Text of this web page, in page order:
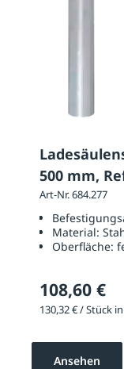
500 mm,
Art-Nr. 684.277
Material:
Oberfläche:
108,60 €
130,32 € / Stück
Ansehen